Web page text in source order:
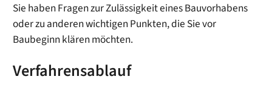
Sie haben Fragen zur Zulässigkeit eines Bauvorhabens
oder zu anderen wichtigen Punkten, die Sie vor
Baubeginn klären möchten.
Verfahrensablauf